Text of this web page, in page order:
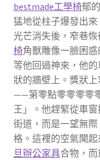
bestmade工學椅郁
猛地從柱子爆發出
光芒消失後，窄巷
椅角獸雕像一臉困惑
等他回過神來，他
狀的牆壁上。獎狀
——第零點零零零零
王」。他趕緊從車
街道，而是一望無
格。這裡的空氣聞
旦辦公家具合物，